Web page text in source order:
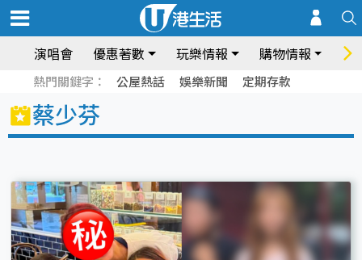
演唱會 優惠著數 玩樂情報 購物情報 飲
熱門關鍵字： 公屋熱話 娛樂新聞 定期存款
蔡少芬